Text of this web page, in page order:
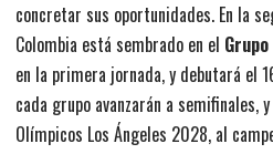
concretar sus oportunidades. En la
Colombia está sembrado en el
en la primera jornada, y debutará el
cada grupo avanzarán a semifinales,
Olímpicos Los Ángeles 2028, al